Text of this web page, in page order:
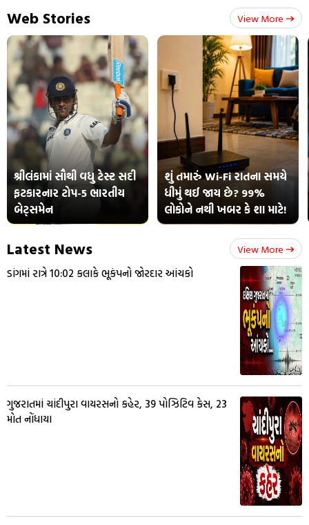
Web Stories View More
શ્રીલંકામાં સૌથી વધુ ટેસ્ટ સદી
ફટકારનાર ટોપ-5 ભારતીય
બેટ્સમેન
શું તમારું Wi-Fi રાતના સમયે
ધીમું થઈ જાય છે? 99%
લોકોને નથી ખબર કે શા માટે!
Latest News View More
ડાંગમાં રાત્રે 10:02 કલાકે ભૂકંપનો જોરદાર આંચકો
ગુજરાતમાં ચાંદીપુરા વાયરસનો કહેર, 39 પોઝિટિવ કેસ, 23
મોત નોંધાયા